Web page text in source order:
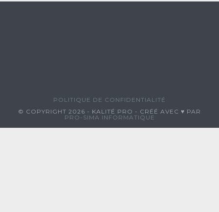
POLITIQUE DE CONFIDENTIALITÉ
© COPYRIGHT 2026 - KALITÉ PRO - CRÉÉ AVEC ♥ PAR
PRO-SIMA INFORMATIQUE